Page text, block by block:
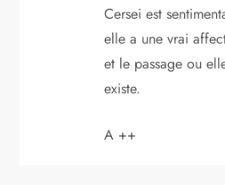
Cersei est
elle a une vrai
et le passage ou
existe.
A ++